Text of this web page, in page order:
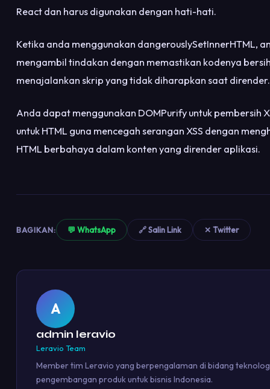
React dan harus digunakan dengan hati-hati.
Ketika anda menggunakan dangerouslySetInnerHTML,
mengambil tindakan dengan memastikan kodenya
menajalankan skrip yang tidak diharapkan saat dirender.
Anda dapat menggunakan DOMPurify untuk pembersih
untuk HTML guna mencegah serangan XSS dengan
HTML berbahaya dalam konten yang dirender aplikasi.
BAGIKAN: 💬 WhatsApp 🔗 Salin Link ✕ Twitter
A
admin leravio
Leravio Team
Member tim Leravio yang berpengalaman di bidang
pengembangan produk untuk bisnis Indonesia.